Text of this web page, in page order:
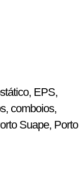
EPS,
comboios,
Suape, Porto